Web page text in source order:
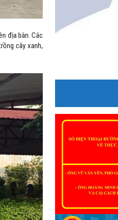
địa bàn. Các
cây xanh,